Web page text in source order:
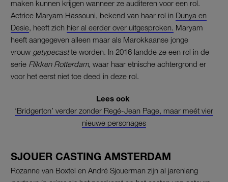
maken kunnen krijgen wanneer ze auditeren voor een rol.
Actrice Maryam Hassouni, bekend van haar rol in Dunya en
Desie , heeft zich hier al eerder over uitgesproken. Maryam
heeft aangegeven alleen maar als Marokkaanse jonge
vrouw getypecastte worden. In 2016 landde ze een rol in de
serie Flikken Rotterdam, waar haar etnische achtergrond er
voor het eerst niet toe deed in deze rol.
Lees ook
‘Bridgerton’ verder zonder Regé-Jean Page, maar meét vier
nieuwe personages
SJOUER CASTING AMSTERDAM
Rozanne van Boxtel en André Sjouerman zijn al jarenlang